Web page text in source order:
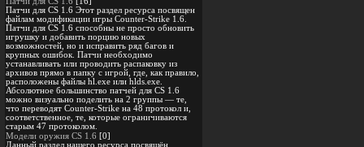
Патчи для CS 1.6 Этот раздел ресурса посвящен
файлам модификации игры Counter-Strike 1.6.
Патчи для CS 1.6 способны не просто обновить
игрушку и добавить порцию новых
возможностей, но и исправить ряд багов и
крупных ошибок. Патчи необходимо
устанавливать или проводить распаковку из
архивов прямо в папку с игрой, где, как правило,
расположены файлы hl.exe или hlds.exe.
Абсолютное большинство патчей для CS 1.6
можно визуально поделить на 2 группы — те,
что переводят Counter-Strike на 48 протокол и,
соответственное, те, которые ограничиваются
старым 47 протоколом.
Модели оружия CS 1.6 [0]
Данный раздел нашего ресурса посвящён